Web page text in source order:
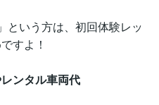
という方は、初回体験レッ
すよ！
ンタル車両代